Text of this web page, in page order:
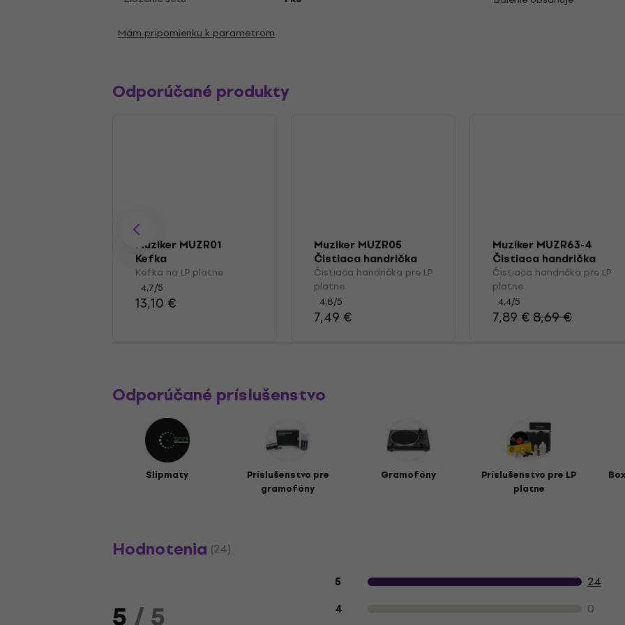
Mám pripomienku k parametrom
Odporúčané produkty
Muziker MUZR01
Kefka
Kefka na LP platne
4,7/5
13,10 €
Muziker MUZR05
Čistiaca handrička
pre LP platne
Čistiaca handrička pre LP
platne
4,8/5
7,49 €
Muziker MUZR63-4
Čistiaca handrička
pre LP platne
Čistiaca handrička pre LP
platne
4,4/5
7,89 €8,69 €
Odporúčané príslušenstvo
Slipmaty
Príslušenstvo pre
gramofóny
Gramofóny
Príslušenstvo pre LP
platne
Hodnotenia (24)
Hodnotenie produktu zákazníkmi
5 24
4 0